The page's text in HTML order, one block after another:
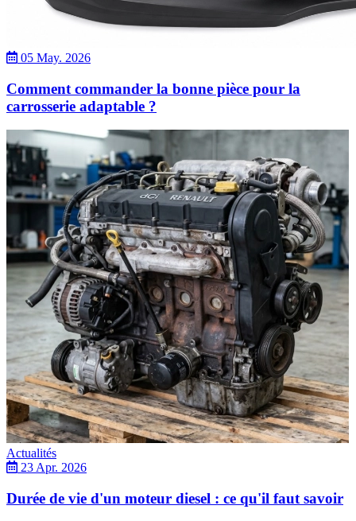
05 May. 2026
Comment commander la bonne pièce pour la
carrosserie adaptable ?
Actualités
23 Apr. 2026
Durée de vie d'un moteur diesel : ce qu'il faut savoir